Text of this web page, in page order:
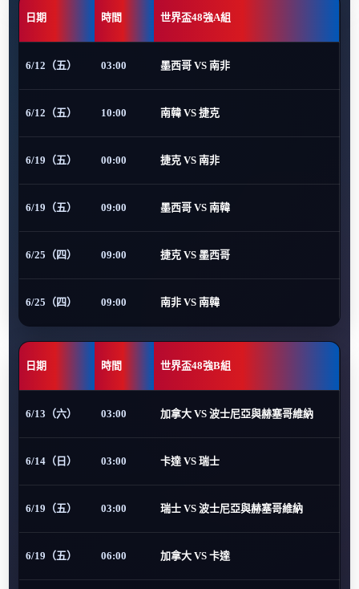
日期 時間 世界盃48強A組
6/12（五） 03:00 墨西哥 VS 南非
6/12（五） 10:00 南韓 VS 捷克
6/19（五） 00:00 捷克 VS 南非
6/19（五） 09:00 墨西哥 VS 南韓
6/25（四） 09:00 捷克 VS 墨西哥
6/25（四） 09:00 南非 VS 南韓
日期 時間 世界盃48強B組
6/13（六） 03:00 加拿大 VS 波士尼亞與赫塞哥維納
6/14（日） 03:00 卡達 VS 瑞士
6/19（五） 03:00 瑞士 VS 波士尼亞與赫塞哥維納
6/19（五） 06:00 加拿大 VS 卡達